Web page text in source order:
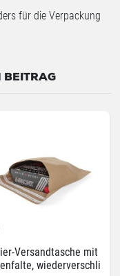
für die Verpackung
BEITRAG
Versandtasche mit
wiederverschli